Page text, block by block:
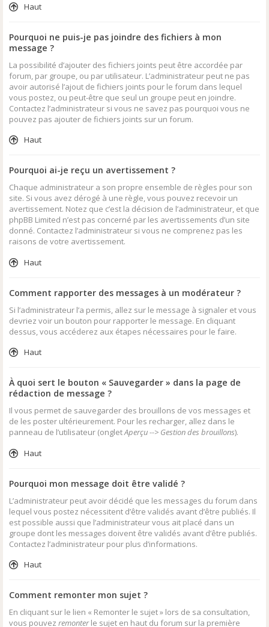
Haut
Pourquoi ne puis-je pas joindre des fichiers à mon
message ?
La possibilité d’ajouter des fichiers joints peut être accordée par
forum, par groupe, ou par utilisateur. L’administrateur peut ne pas
avoir autorisé l’ajout de fichiers joints pour le forum dans lequel
vous postez, ou peut-être que seul un groupe peut en joindre.
Contactez l’administrateur si vous ne savez pas pourquoi vous ne
pouvez pas ajouter de fichiers joints sur un forum.
Haut
Pourquoi ai-je reçu un avertissement ?
Chaque administrateur a son propre ensemble de règles pour son
site. Si vous avez dérogé à une règle, vous pouvez recevoir un
avertissement. Notez que c’est la décision de l’administrateur, et que
phpBB Limited n’est pas concerné par les avertissements d’un site
donné. Contactez l’administrateur si vous ne comprenez pas les
raisons de votre avertissement.
Haut
Comment rapporter des messages à un modérateur ?
Si l’administrateur l’a permis, allez sur le message à signaler et vous
devriez voir un bouton pour rapporter le message. En cliquant
dessus, vous accéderez aux étapes nécessaires pour le faire.
Haut
À quoi sert le bouton « Sauvegarder » dans la page de
rédaction de message ?
Il vous permet de sauvegarder des brouillons de vos messages et
de les poster ultérieurement. Pour les recharger, allez dans le
panneau de l’utilisateur (ongletAperçu --> Gestion des brouillons).
Haut
Pourquoi mon message doit être validé ?
L’administrateur peut avoir décidé que les messages du forum dans
lequel vous postez nécessitent d’être validés avant d’être publiés. Il
est possible aussi que l’administrateur vous ait placé dans un
groupe dont les messages doivent être validés avant d’être publiés.
Contactez l’administrateur pour plus d’informations.
Haut
Comment remonter mon sujet ?
En cliquant sur le lien « Remonter le sujet » lors de sa consultation,
vous pouvez remonterle sujet en haut du forum sur la première